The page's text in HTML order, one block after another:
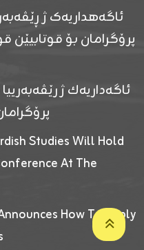
ئاگەهداریەک ژ
ئاگەداریەك ژ
Studies Will Hold
At The
How To Apply